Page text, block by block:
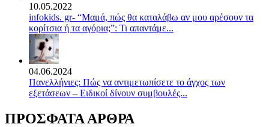
10.05.2022
infokids. gr- “Μαμά, πώς θα καταλάβω αν μου αρέσουν τα
κορίτσια ή τα αγόρια;”: Τι απαντάμε...
04.06.2024
Πανελλήνιες: Πώς να αντιμετωπίσετε το άγχος των
εξετάσεων – Ειδικοί δίνουν συμβουλές...
ΠΡΟΣΦΑΤΑ ΑΡΘΡΑ